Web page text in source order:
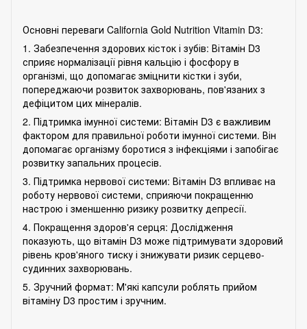
Основні переваги California Gold Nutrition Vitamin D3:
1. Забезпечення здорових кісток і зубів: Вітамін D3
сприяє нормалізації рівня кальцію і фосфору в
організмі, що допомагає зміцнити кістки і зуби,
попереджаючи розвиток захворювань, пов'язаних з
дефіцитом цих мінералів.
2. Підтримка імунної системи: Вітамін D3 є важливим
фактором для правильної роботи імунної системи. Він
допомагає організму боротися з інфекціями і запобігає
розвитку запальних процесів.
3. Підтримка нервової системи: Вітамін D3 впливає на
роботу нервової системи, сприяючи покращенню
настрою і зменшенню ризику розвитку депресії.
4. Покращення здоров'я серця: Дослідження
показують, що вітамін D3 може підтримувати здоровий
рівень кров'яного тиску і знижувати ризик серцево-
судинних захворювань.
5. Зручний формат: М'які капсули роблять прийом
вітаміну D3 простим і зручним.